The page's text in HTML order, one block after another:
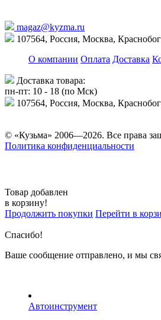
magaz@kyzma.ru
107564, Россия, Москва,
О компании Оплата Доставка
Доставка товара:
пн-пт: 10 - 18 (по Мск)
107564, Россия, Москва,
© «Кузьма» 2006—2026. Все права
Политика конфиденциальности
Товар добавлен
в корзину!
Продолжить покупки Перейти в
Спасибо!
Ваше сообщение отправлено, и мы
Автоинструмент